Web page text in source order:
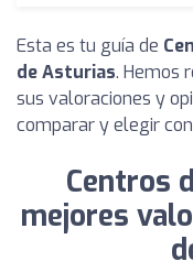
Esta es tu guía de
de Asturias. Hemos
sus valoraciones y
comparar y elegir
Centros
mejores